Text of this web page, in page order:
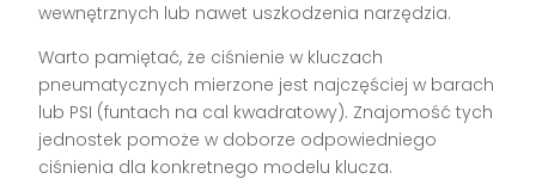
wewnętrznych lub nawet uszkodzenia narzędzia.
Warto pamiętać, że ciśnienie w kluczach
pneumatycznych mierzone jest najczęściej w barach
lub PSI (funtach na cal kwadratowy). Znajomość tych
jednostek pomoże w doborze odpowiedniego
ciśnienia dla konkretnego modelu klucza.